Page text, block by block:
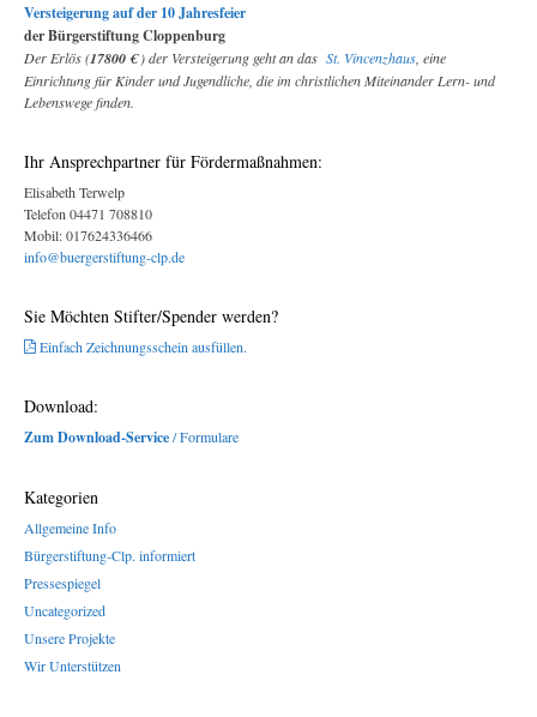
Versteigerung auf der 10 Jahresfeier
der Bürgerstiftung Cloppenburg
Der Erlös (17800 €) der Versteigerung geht an das St. Vincenzhaus , eine
Einrichtung für Kinder und Jugendliche, die im christlichen Miteinander Lern- und
Lebenswege finden.
Ihr Ansprechpartner für Fördermaßnahmen:
Elisabeth Terwelp
Telefon 04471 708810
Mobil: 017624336466
info@buergerstiftung-clp.de
Sie Möchten Stifter/Spender werden?
Einfach Zeichnungsschein ausfüllen.
Download:
Zum Download-Service/ Formulare
Kategorien
Allgemeine Info
Bürgerstiftung-Clp. informiert
Pressespiegel
Uncategorized
Unsere Projekte
Wir Unterstützen